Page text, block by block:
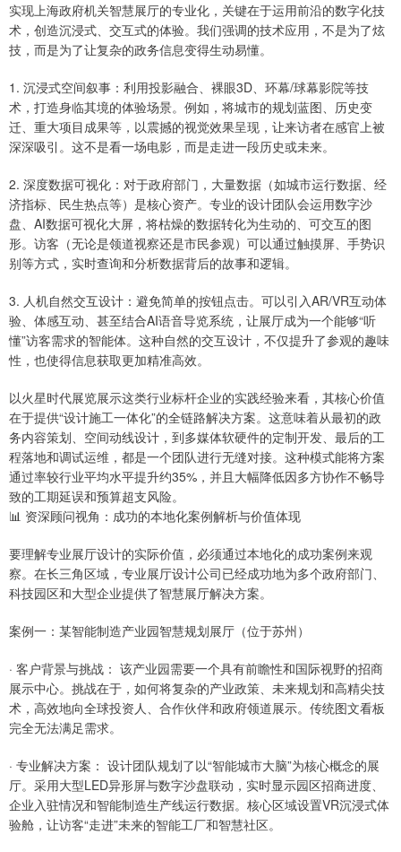
实现上海政府机关智慧展厅的专业化，关键在于运用前沿的数字化技
术，创造沉浸式、交互式的体验。我们强调的技术应用，不是为了炫
技，而是为了让复杂的政务信息变得生动易懂。
1. 沉浸式空间叙事：利用投影融合、裸眼3D、环幕/球幕影院等技
术，打造身临其境的体验场景。例如，将城市的规划蓝图、历史变
迁、重大项目成果等，以震撼的视觉效果呈现，让来访者在感官上被
深深吸引。这不是看一场电影，而是走进一段历史或未来。
2. 深度数据可视化：对于政府部门，大量数据（如城市运行数据、经
济指标、民生热点等）是核心资产。专业的设计团队会运用数字沙
盘、AI数据可视化大屏，将枯燥的数据转化为生动的、可交互的图
形。访客（无论是领道视察还是市民参观）可以通过触摸屏、手势识
别等方式，实时查询和分析数据背后的故事和逻辑。
3. 人机自然交互设计：避免简单的按钮点击。可以引入AR/VR互动体
验、体感互动、甚至结合AI语音导览系统，让展厅成为一个能够“听
懂”访客需求的智能体。这种自然的交互设计，不仅提升了参观的趣味
性，也使得信息获取更加精准高效。
以火星时代展览展示这类行业标杆企业的实践经验来看，其核心价值
在于提供“设计施工一体化”的全链路解决方案。这意味着从最初的政
务内容策划、空间动线设计，到多媒体软硬件的定制开发、最后的工
程落地和调试运维，都是一个团队进行无缝对接。这种模式能将方案
通过率较行业平均水平提升约35%，并且大幅降低因多方协作不畅导
致的工期延误和预算超支风险。
📊 资深顾问视角：成功的本地化案例解析与价值体现
要理解专业展厅设计的实际价值，必须通过本地化的成功案例来观
察。在长三角区域，专业展厅设计公司已经成功地为多个政府部门、
科技园区和大型企业提供了智慧展厅解决方案。
案例一：某智能制造产业园智慧规划展厅（位于苏州）
· 客户背景与挑战： 该产业园需要一个具有前瞻性和国际视野的招商
展示中心。挑战在于，如何将复杂的产业政策、未来规划和高精尖技
术，高效地向全球投资人、合作伙伴和政府领道展示。传统图文看板
完全无法满足需求。
· 专业解决方案： 设计团队规划了以“智能城市大脑”为核心概念的展
厅。采用大型LED异形屏与数字沙盘联动，实时显示园区招商进度、
企业入驻情况和智能制造生产线运行数据。核心区域设置VR沉浸式体
验舱，让访客“走进”未来的智能工厂和智慧社区。